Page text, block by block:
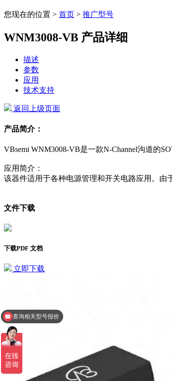
您现在的位置 > 首页 > 推广型号
WNM3008-VB 产品详细
描述
参数
应用
技术支持
返回上级页面
产品简介：
VBsemi WNM3008-VB是一款N-Channel沟道的
应用简介：
该器件适用于各种电源管理和开关电路应用。由
文件下载
下载PDF 文档
立即下载
查询相关型号报价